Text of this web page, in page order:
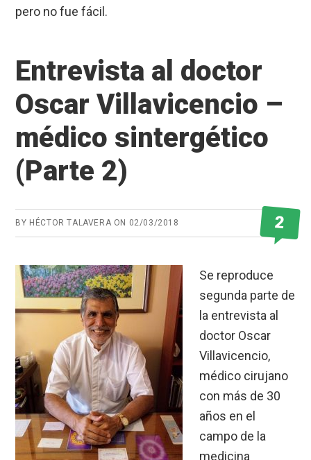
pero no fue fácil.
Entrevista al doctor
Oscar Villavicencio –
médico sintergético
(Parte 2)
BY HÉCTOR TALAVERA ON 02/03/2018 2
Se reproduce
segunda parte de
la entrevista al
doctor Oscar
Villavicencio,
médico cirujano
con más de 30
años en el
campo de la
medicina